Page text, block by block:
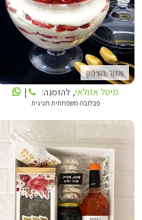
אזור הצפון
מיטל אזולאי
מיטל אזולאי, להזמנה: |
פבלובה משפחתית חגיגית
מיטל אזולאי